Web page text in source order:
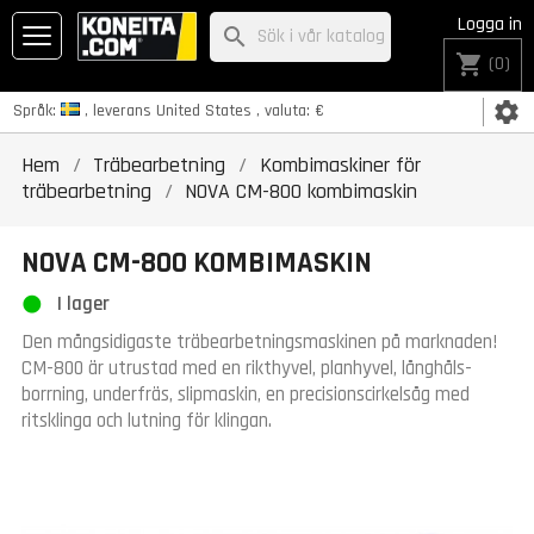
Språk: , leverans United States , valuta: € settings
Logga in
shopping_cart (0)
search
Hem Träbearbetning
Kombimaskiner för
träbearbetning
NOVA CM-800 kombimaskin
NOVA CM-800 KOMBIMASKIN
I lager
Den mångsidigaste träbearbetningsmaskinen på marknaden!
CM-800 är utrustad med en rikthyvel, planhyvel, långhåls-
borrning, underfräs, slipmaskin, en precisionscirkelsåg med
ritsklinga och lutning för klingan.